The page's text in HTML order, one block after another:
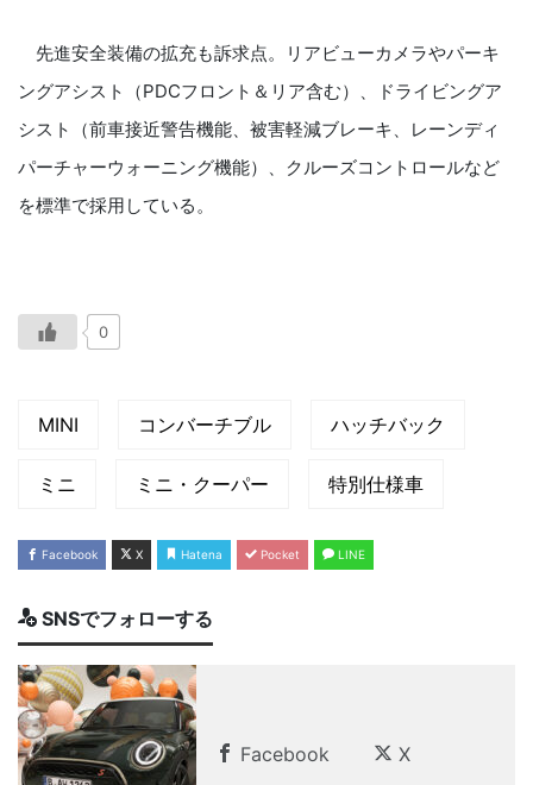
先進安全装備の拡充も訴求点。リアビューカメラやパーキ
ングアシスト（PDCフロント＆リア含む）、ドライビングア
シスト（前車接近警告機能、被害軽減ブレーキ、レーンディ
パーチャーウォーニング機能）、クルーズコントロールなど
を標準で採用している。
0
MINI コンバーチブル ハッチバック
ミニ ミニ・クーパー 特別仕様車
Facebook X Hatena Pocket LINE
SNSでフォローする
Facebook X